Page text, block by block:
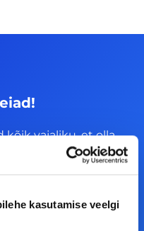
kasutamise veelgi
kõik vajaliku, et olla
Kui sul on
osas või soovid